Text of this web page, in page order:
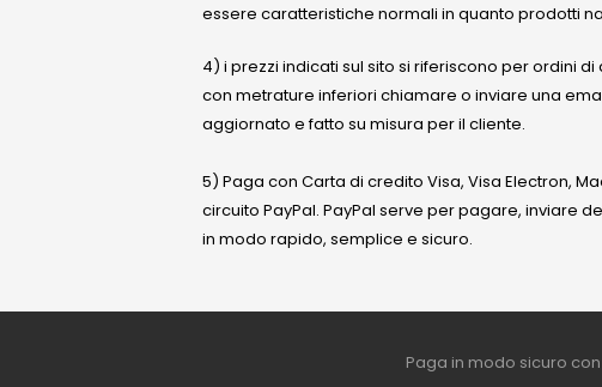
essere caratteristiche normali in quanto prodotti
4) i prezzi indicati sul sito si riferiscono per ordini
con metrature inferiori chiamare o inviare una
aggiornato e fatto su misura per il cliente.
5) Paga con Carta di credito Visa, Visa Electron,
circuito PayPal. PayPal serve per pagare, inviare
in modo rapido, semplice e sicuro.
Paga in modo sicuro con